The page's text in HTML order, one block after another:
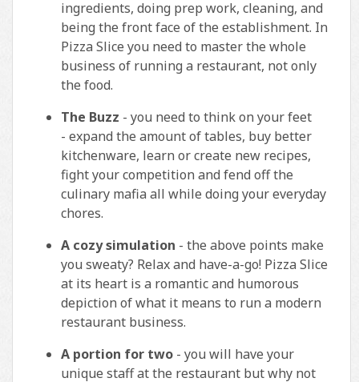
ingredients, doing prep work, cleaning, and
being the front face of the establishment. In
Pizza Slice you need to master the whole
business of running a restaurant, not only
the food.
The Buzz - you need to think on your feet
- expand the amount of tables, buy better
kitchenware, learn or create new recipes,
fight your competition and fend off the
culinary mafia all while doing your everyday
chores.
A cozy simulation - the above points make
you sweaty? Relax and have-a-go! Pizza Slice
at its heart is a romantic and humorous
depiction of what it means to run a modern
restaurant business.
A portion for two - you will have your
unique staff at the restaurant but why not